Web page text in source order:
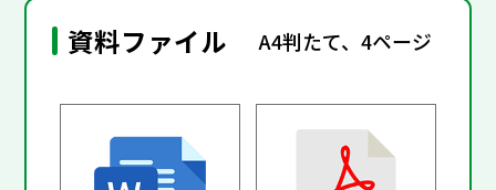
資料ファイル A4判たて、4ページ